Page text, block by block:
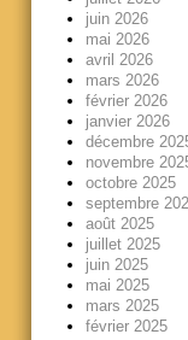
juin 2026
mai 2026
avril 2026
mars 2026
février 2026
janvier 2026
décembre
novembre
octobre 2025
septembre
août 2025
juillet 2025
juin 2025
mai 2025
mars 2025
février 2025